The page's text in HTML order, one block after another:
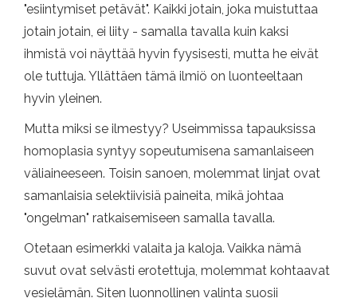
"esiintymiset petävät". Kaikki jotain, joka muistuttaa
jotain jotain, ei liity - samalla tavalla kuin kaksi
ihmistä voi näyttää hyvin fyysisesti, mutta he eivät
ole tuttuja. Yllättäen tämä ilmiö on luonteeltaan
hyvin yleinen.
Mutta miksi se ilmestyy? Useimmissa tapauksissa
homoplasia syntyy sopeutumisena samanlaiseen
väliaineeseen. Toisin sanoen, molemmat linjat ovat
samanlaisia ​​selektiivisiä paineita, mikä johtaa
"ongelman" ratkaisemiseen samalla tavalla.
Otetaan esimerkki valaita ja kaloja. Vaikka nämä
suvut ovat selvästi erotettuja, molemmat kohtaavat
vesielämän. Siten luonnollinen valinta suosii